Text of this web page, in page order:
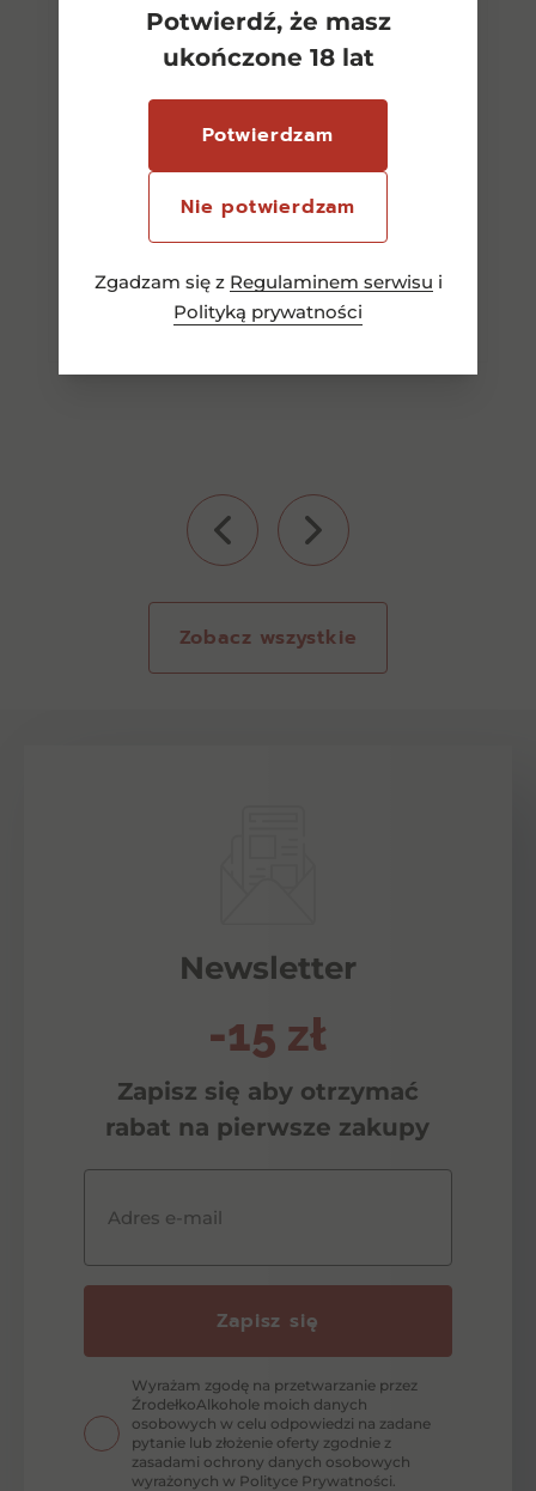
Potwierdź, że masz
ukończone 18 lat
Potwierdzam
Nie potwierdzam
Zgadzam się z Regulaminem serwisu i
Polityką prywatności
189,00zł
Dowiedz się więcej
Zobacz wszystkie
Newsletter
-15 zł
Zapisz się aby otrzymać
rabat na pierwsze zakupy
Adres e-mail
Zapisz się
Wyrażam zgodę na przetwarzanie przez
ŹrodełkoAlkohole moich danych
osobowych w celu odpowiedzi na zadane
pytanie lub złożenie oferty zgodnie z
zasadami ochrony danych osobowych
wyrażonych w Polityce Prywatności.